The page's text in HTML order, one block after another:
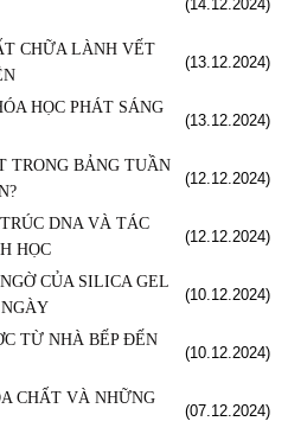
(14.12.2024)
CHỮA LÀNH VẾT
(13.12.2024)
HỌC PHÁT SÁNG
(13.12.2024)
TRONG BẢNG TUẦN
(12.12.2024)
DNA VÀ TÁC
HỌC
(12.12.2024)
CỦA SILICA GEL
(10.12.2024)
TỪ NHÀ BẾP ĐẾN
(10.12.2024)
CHẤT VÀ NHỮNG
(07.12.2024)